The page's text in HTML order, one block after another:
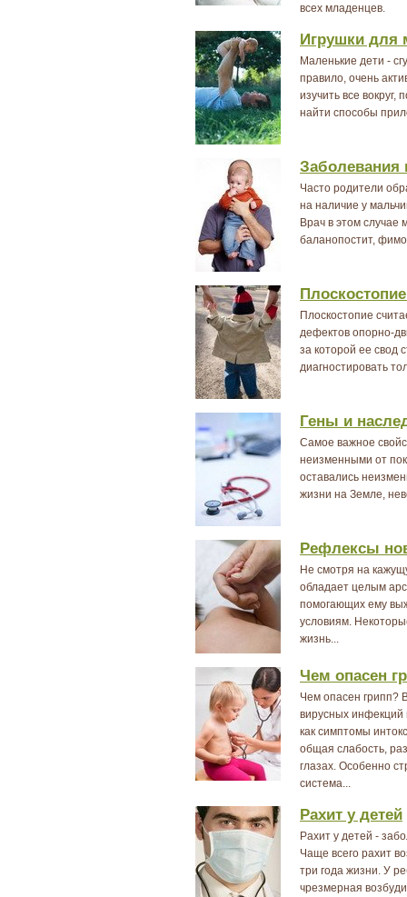
всех младенцев.
Игрушки для
Маленькие дети -
правило, очень
изучить все
найти способы
Заболевания
Часто родители
на наличие у
Врач в этом случае
баланопостит,
Плоскостопие
дефектов опорно-
за которой ее свод
диагностировать
Гены и
Самое важное
неизменными от
оставались
жизни на Земле,
Рефлексы
Не смотря на
обладает целым
помогающих ему
условиям.
жизнь...
Чем опасен
Чем опасен грипп?
вирусных инфекций
как симптомы
общая слабость,
глазах. Особенно
система...
Рахит у детей
Рахит у детей -
Чаще всего рахит
три года жизни. У
чрезмерная